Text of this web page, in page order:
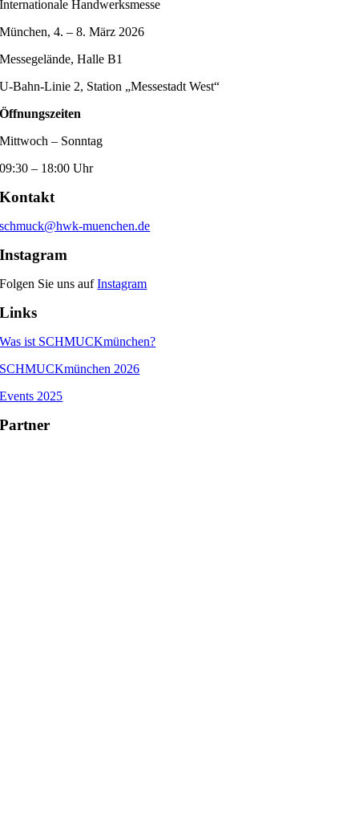
Internationale Handwerksmesse
München, 4. – 8. März 2026
Messegelände, Halle B1
U-Bahn-Linie 2, Station „Messestadt West“
Öffnungszeiten
Mittwoch – Sonntag
09:30 – 18:00 Uhr
Kontakt
schmuck@hwk-muenchen.de
Instagram
Folgen Sie uns aufInstagram
Links
Was ist SCHMUCKmünchen?
SCHMUCKmünchen 2026
Events 2025
Partner